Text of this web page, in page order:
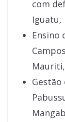
com
Iguatu,
Ensino
Gestão